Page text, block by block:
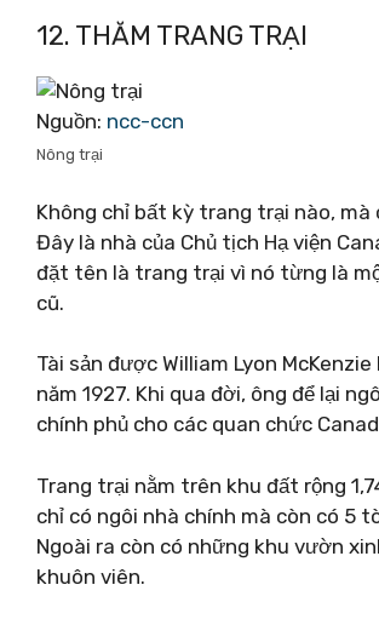
12. THĂM TRANG TRẠI
Nguồn: ncc-ccn
Nông trại
Không chỉ bất kỳ trang trại nào, mà
Đây là nhà của Chủ tịch Hạ viện
đặt tên là trang trại vì nó từng là
cũ.
Tài sản được William Lyon
năm 1927. Khi qua đời, ông để lại
chính phủ cho các quan chức
Trang trại nằm trên khu đất rộng
chỉ có ngôi nhà chính mà còn có 5
Ngoài ra còn có những khu vườn
khuôn viên.